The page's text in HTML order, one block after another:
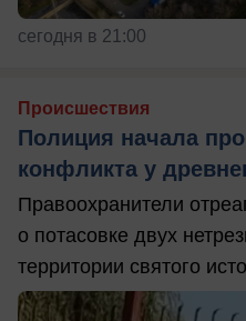
сегодня в 21:00
Происшествия
Полиция начала
конфликта у
Правоохранители
о потасовке двух
территории святого